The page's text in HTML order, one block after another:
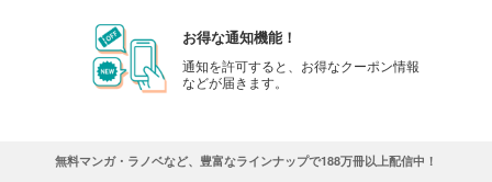
お得な通知機能！
通知を許可すると、お得なクーポン情報
などが届きます。
無料マンガ・ラノベなど、豊富なラインナップで188万冊以上配信中！